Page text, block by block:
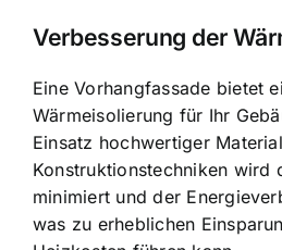
Verbesserung der
Eine Vorhangfassade bietet
Wärmeisolierung für Ihr
Einsatz hochwertiger
Konstruktionstechniken wird
minimiert und der
was zu erheblichen